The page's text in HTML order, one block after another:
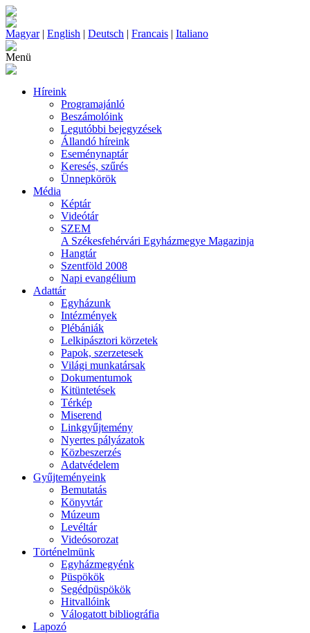
Magyar| English | Deutsch | Francais | Italiano
Menü
Híreink
Programajánló
Beszámolóink
Legutóbbi bejegyzések
Állandó híreink
Eseménynaptár
Keresés, szűrés
Ünnepkörök
Média
Képtár
Videótár
SZEM
A Székesfehérvári Egyházmegye Magazinja
Hangtár
Szentföld 2008
Napi evangélium
Adattár
Egyházunk
Intézmények
Plébániák
Lelkipásztori körzetek
Papok, szerzetesek
Világi munkatársak
Dokumentumok
Kitüntetések
Térkép
Miserend
Linkgyűjtemény
Nyertes pályázatok
Közbeszerzés
Adatvédelem
Gyűjteményeink
Bemutatás
Könyvtár
Múzeum
Levéltár
Videósorozat
Történelmünk
Egyházmegyénk
Püspökök
Segédpüspökök
Hitvallóink
Válogatott bibliográfia
Lapozó